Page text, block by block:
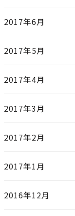
2017年6月
2017年5月
2017年4月
2017年3月
2017年2月
2017年1月
2016年12月